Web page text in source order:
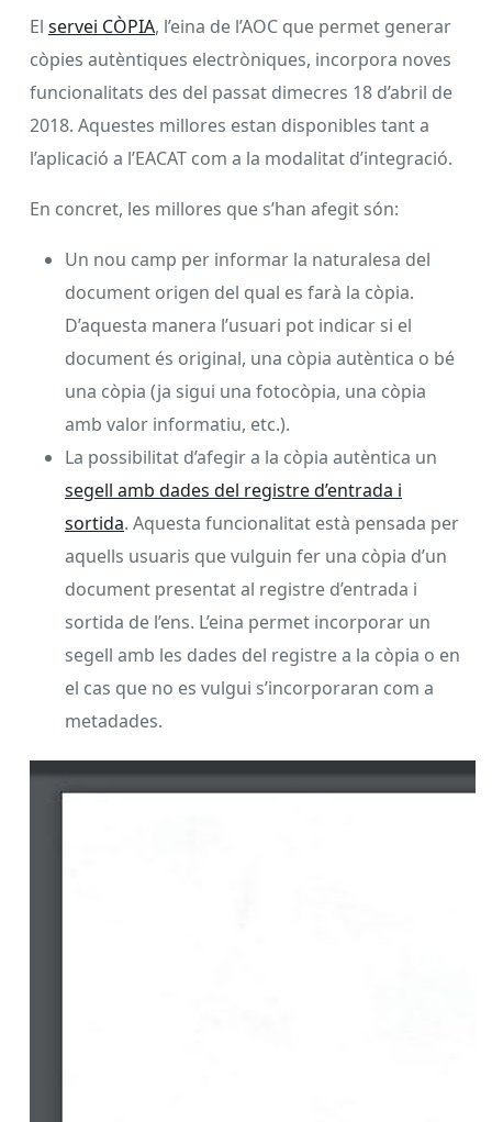
El servei CÒPIA, l’eina de l’AOC que permet generar
còpies autèntiques electròniques, incorpora noves
funcionalitats des del passat dimecres 18 d’abril de
2018. Aquestes millores estan disponibles tant a
l’aplicació a l’EACAT com a la modalitat d’integració.
En concret, les millores que s’han afegit són:
Un nou camp per informar la naturalesa del
document origen del qual es farà la còpia.
D’aquesta manera l’usuari pot indicar si el
document és original, una còpia autèntica o bé
una còpia (ja sigui una fotocòpia, una còpia
amb valor informatiu, etc.).
La possibilitat d’afegir a la còpia autèntica un
segell amb dades del registre d’entrada i
sortida. Aquesta funcionalitat està pensada per
aquells usuaris que vulguin fer una còpia d’un
document presentat al registre d’entrada i
sortida de l’ens. L’eina permet incorporar un
segell amb les dades del registre a la còpia o en
el cas que no es vulgui s’incorporaran com a
metadades.